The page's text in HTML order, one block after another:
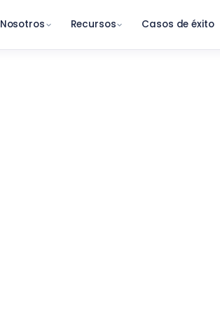
Nosotros Recursos Casos de éxito